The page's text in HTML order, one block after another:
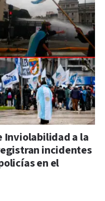
Inviolabilidad a la
incidentes
en el